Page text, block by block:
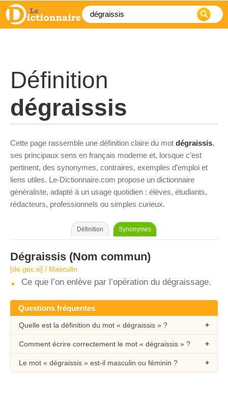
Définition
dégraissis
Cette page rassemble une définition claire du mot dégraissis,
ses principaux sens en français moderne et, lorsque c’est
pertinent, des synonymes, contraires, exemples d’emploi et
liens utiles. Le-Dictionnaire.com propose un dictionnaire
généraliste, adapté à un usage quotidien : élèves, étudiants,
rédacteurs, professionnels ou simples curieux.
Définition Synonymes
Dégraissis (Nom commun)
[de.ɡʁɛ.si] / Masculin
Ce que l’on enlève par l’opération du dégraissage.
Questions fréquentes
Quelle est la définition du mot « dégraissis » ?
Comment écrire correctement le mot « dégraissis » ?
Le mot « dégraissis » est-il masculin ou féminin ?